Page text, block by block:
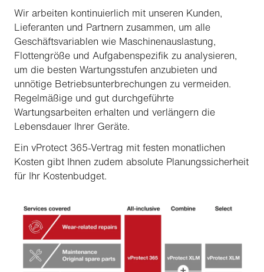
Wir arbeiten kontinuierlich mit unseren Kunden,
Lieferanten und Partnern zusammen, um alle
Geschäftsvariablen wie Maschinenauslastung,
Flottengröße und Aufgabenspezifik zu analysieren,
um die besten Wartungsstufen anzubieten und
unnötige Betriebsunterbrechungen zu vermeiden.
Regelmäßige und gut durchgeführte
Wartungsarbeiten erhalten und verlängern die
Lebensdauer Ihrer Geräte.
Ein vProtect 365-Vertrag mit festen monatlichen
Kosten gibt Ihnen zudem absolute Planungssicherheit
für Ihr Kostenbudget.